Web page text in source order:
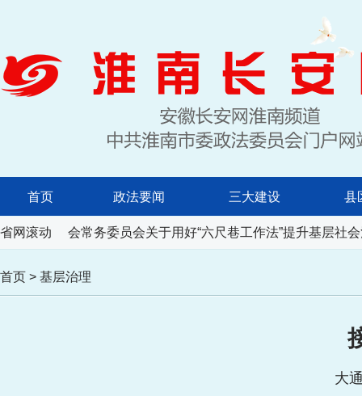
首页 政法要闻 三大建设 县
省网滚动
民代表大会常务委员会关于用好“六尺巷工作法”提升基层社会
首页 > 基层治理
大